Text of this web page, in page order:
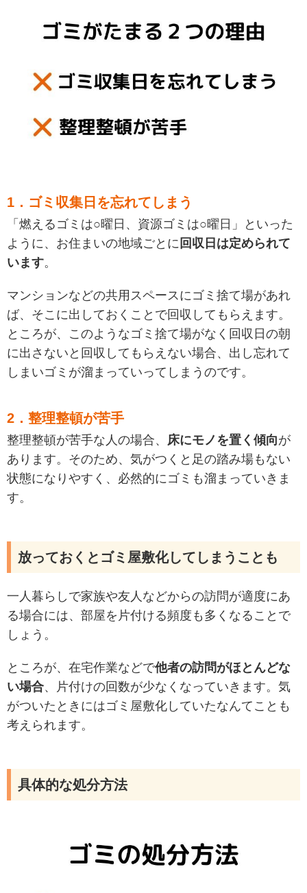
1．ゴミ収集日を忘れてしまう
「燃えるゴミは○曜日、資源ゴミは○曜日」といった
ように、お住まいの地域ごとに 回収日は定められて
います。
マンションなどの共用スペースにゴミ捨て場があれ
ば、そこに出しておくことで回収してもらえます。
ところが、このようなゴミ捨て場がなく回収日の朝
に出さないと回収してもらえない場合、出し忘れて
しまいゴミが溜まっていってしまうのです。
2．整理整頓が苦手
整理整頓が苦手な人の場合、 床にモノを置く傾向が
あります。そのため、気がつくと足の踏み場もない
状態になりやすく、必然的にゴミも溜まっていきま
す。
放っておくとゴミ屋敷化してしまうことも
一人暮らしで家族や友人などからの訪問が適度にあ
る場合には、部屋を片付ける頻度も多くなることで
しょう。
ところが、在宅作業などで他者の訪問がほとんどな
い場合、片付けの回数が少なくなっていきます。気
がついたときにはゴミ屋敷化していたなんてことも
考えられます。
具体的な処分方法